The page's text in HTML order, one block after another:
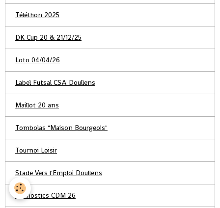
Téléthon 2025
DK Cup 20 & 21/12/25
Loto 04/04/26
Label Futsal CSA Doullens
Maillot 20 ans
Tombolas "Maison Bourgeois"
Tournoi Loisir
Stade Vers l'Emploi Doullens
Pronostics CDM 26